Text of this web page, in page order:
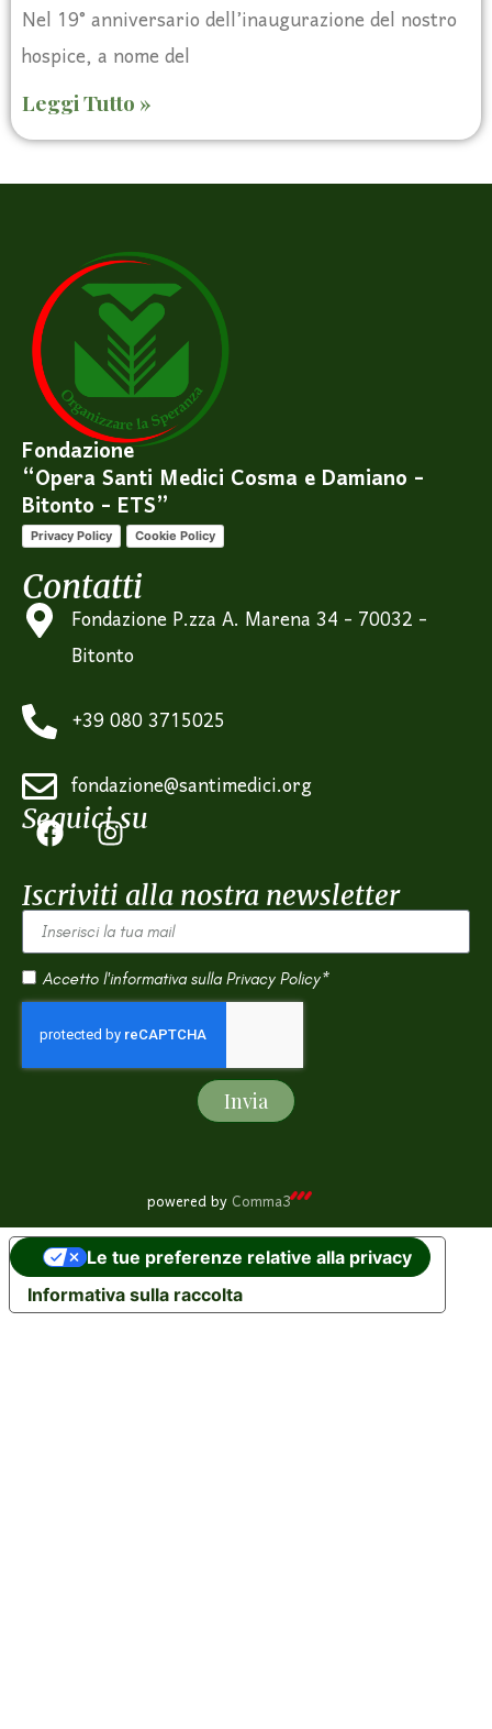
Nel 19° anniversario dell’inaugurazione del nostro
hospice, a nome del
Leggi Tutto »
Fondazione
“Opera Santi Medici Cosma e Damiano -
Bitonto - ETS”
Privacy Policy Cookie Policy
Contatti
Fondazione P.zza A. Marena 34 - 70032 -
Bitonto
+39 080 3715025
fondazione@santimedici.org
Seguici su
Iscriviti alla nostra newsletter
Accetto l'informativa sulla Privacy Policy*
Invia
powered byComma3
Informativa sulla raccolta
Le tue preferenze relative alla privacy